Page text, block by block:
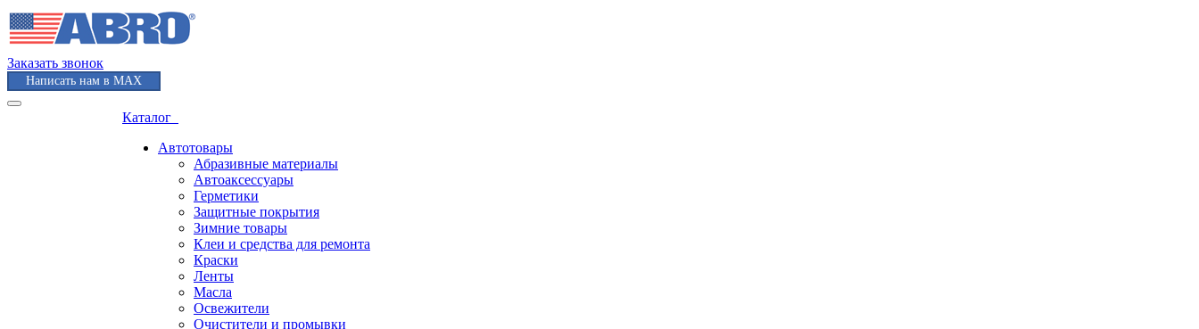
Заказать звонок
Написать нам в MAX
Каталог
Автотовары
Абразивные материалы
Автоаксессуары
Герметики
Защитные покрытия
Зимние товары
Клеи и средства для ремонта
Краски
Ленты
Масла
Освежители
Очистители и промывки